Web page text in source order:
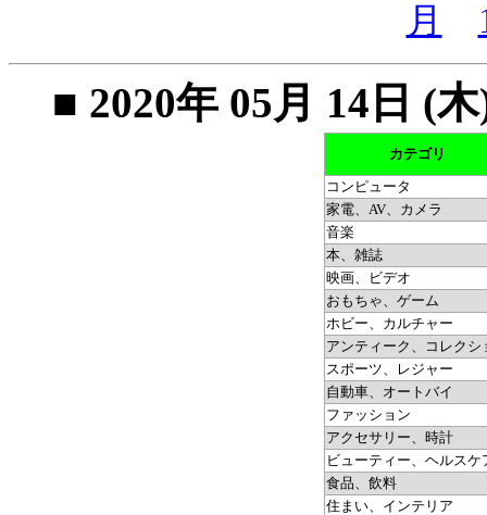
月
■ 2020年 05月 14日 (
カテゴリ
コンピュータ
家電、AV、カメラ
音楽
本、雑誌
映画、ビデオ
おもちゃ、ゲーム
ホビー、カルチャー
アンティーク、コレクシ
スポーツ、レジャー
自動車、オートバイ
ファッション
アクセサリー、時計
ビューティー、ヘルスケ
食品、飲料
住まい、インテリア